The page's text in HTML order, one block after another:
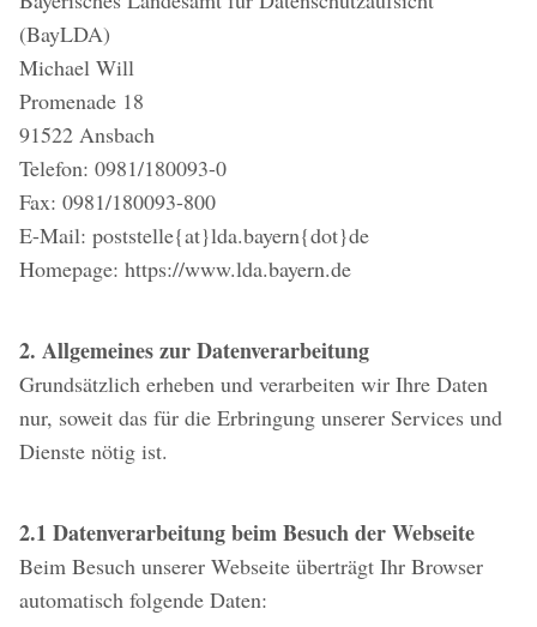
(BayLDA)
Michael Will
Promenade 18
91522 Ansbach
Telefon: 0981/180093-0
Fax: 0981/180093-800
E-Mail: poststelle{at}lda.bayern{dot}de
Homepage: https://www.lda.bayern.de
2. Allgemeines zur Datenverarbeitung
Grundsätzlich erheben und verarbeiten wir Ihre Daten
nur, soweit das für die Erbringung unserer Services und
Dienste nötig ist.
2.1 Datenverarbeitung beim Besuch der Webseite
Beim Besuch unserer Webseite überträgt Ihr Browser
automatisch folgende Daten: